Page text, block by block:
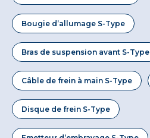
Bougie d’allumage S-Type
Bras de suspension avant S-Type
Câble de frein à main S-Type
Disque de frein S-Type